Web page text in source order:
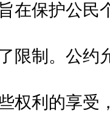
在保护公民
限制。公约
权利的享受